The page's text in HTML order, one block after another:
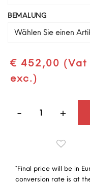
BEMALUNG
Wählen Sie einen
€ 452,00 (Vat
exc.)
*Final price will be in
conversion rate is at